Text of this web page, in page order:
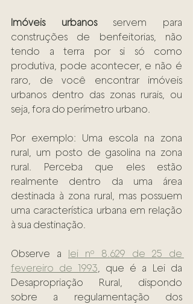
Imóveis urbanos servem para
construções de benfeitorias, não
tendo a terra por si só como
produtiva, pode acontecer, e não é
raro, de você encontrar imóveis
urbanos dentro das zonas rurais, ou
seja, fora do perímetro urbano.
Por exemplo: Uma escola na zona
rural, um posto de gasolina na zona
rural. Perceba que eles estão
realmente dentro da uma área
destinada à zona rural, mas possuem
uma característica urbana em relação
à sua destinação.
Observe a lei nº 8.629 de 25 de
fevereiro de 1993 , que é a Lei da
Desapropriação Rural, dispondo
sobre a regulamentação dos